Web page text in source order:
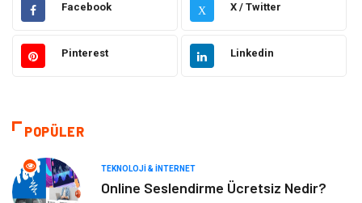
Hukuk Elektrik Elektronik
Güzellik & Bakım Moda
Giyim
Otomotiv Makine
Facebook X X / Twitter
Pinterest Linkedin
POPÜLER
TEKNOLOJI & İNTERNET
Online Seslendirme Ücretsiz Nedir?